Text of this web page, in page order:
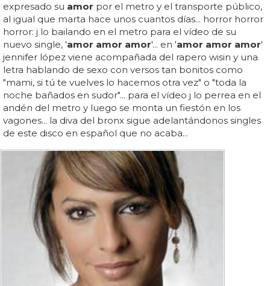
expresado su amor por el metro y el transporte público,
al igual que marta hace unos cuantos días... horror horror
horror: j lo bailando en el metro para el vídeo de su
nuevo single, 'amor amor amor'... en 'amor amor amor'
jennifer lópez viene acompañada del rapero wisin y una
letra hablando de sexo con versos tan bonitos como
"mami, si tú te vuelves lo hacemos otra vez" o "toda la
noche bañados en sudor"... para el vídeo j lo perrea en el
andén del metro y luego se monta un fiestón en los
vagones... la diva del bronx sigue adelantándonos singles
de este disco en español que no acaba...